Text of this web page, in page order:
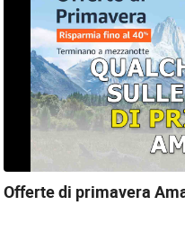
Offerte di primavera